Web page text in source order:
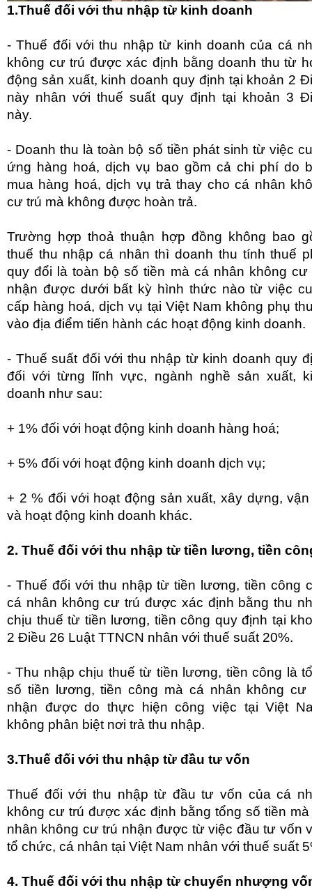
1.Thuế đối với thu nhập từ kinh doanh
- Thuế đối với thu nhập từ kinh doanh của cá
không cư trú được xác định bằng doanh thu từ
động sản xuất, kinh doanh quy định tại khoản 2
này nhân với thuế suất quy định tại khoản 3
này.
- Doanh thu là toàn bộ số tiền phát sinh từ việc
ứng hàng hoá, dịch vụ bao gồm cả chi phí do
mua hàng hoá, dịch vụ trả thay cho cá nhân
cư trú mà không được hoàn trả.
Trường hợp thoả thuận hợp đồng không bao
thuế thu nhập cá nhân thì doanh thu tính thuế
quy đổi là toàn bộ số tiền mà cá nhân không cư
nhận được dưới bất kỳ hình thức nào từ việc
cấp hàng hoá, dịch vụ tại Việt Nam không phụ
vào địa điểm tiến hành các hoạt động kinh doanh.
- Thuế suất đối với thu nhập từ kinh doanh quy
đối với từng lĩnh vực, ngành nghề sản xuất,
doanh như sau:
+ 1% đối với hoạt động kinh doanh hàng hoá;
+ 5% đối với hoạt động kinh doanh dịch vụ;
+ 2 % đối với hoạt động sản xuất, xây dựng, vận
và hoạt động kinh doanh khác.
2. Thuế đối với thu nhập từ tiền lương, tiền
- Thuế đối với thu nhập từ tiền lương, tiền công
cá nhân không cư trú được xác định bằng thu
chịu thuế từ tiền lương, tiền công quy định tại
2 Điều 26 Luật TTNCN nhân với thuế suất 20%.
- Thu nhập chịu thuế từ tiền lương, tiền công là
số tiền lương, tiền công mà cá nhân không cư
nhận được do thực hiện công việc tại Việt
không phân biệt nơi trả thu nhập.
3.Thuế đối với thu nhập từ đầu tư vốn
Thuế đối với thu nhập từ đầu tư vốn của cá
không cư trú được xác định bằng tổng số tiền
nhân không cư trú nhận được từ việc đầu tư vốn
tổ chức, cá nhân tại Việt Nam nhân với thuế suất
4. Thuế đối với thu nhập từ chuyển nhượng